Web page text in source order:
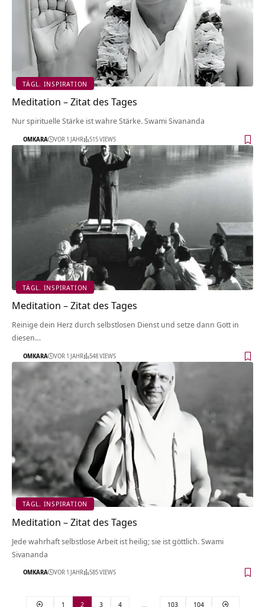
TÄGL. INSPIRATION
Meditation – Zitat des Tages
Nur spirituelle Stärke ist wahre Stärke. Swami Sivananda
OMKARA VOR 1 JAHR 515 VIEWS
TÄGL. INSPIRATION
Meditation – Zitat des Tages
Reinige dein Herz durch selbstlosen Dienst und setze dann Gott in
diesen…
OMKARA VOR 1 JAHR 548 VIEWS
TÄGL. INSPIRATION
Meditation – Zitat des Tages
Jede wahrhaft selbstlose Arbeit ist heilig; sie ist göttlich. Swami
Sivananda
OMKARA VOR 1 JAHR 585 VIEWS
1 2 3 4 … 103 104